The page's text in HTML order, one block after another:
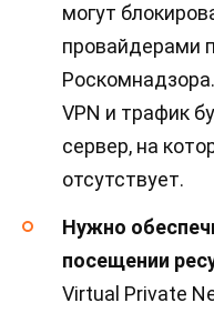
могут
провайдерами
VPN и трафик
сервер, на
отсутствует.
Нужно
посещении
Virtual Private